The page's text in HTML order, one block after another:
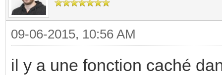
09-06-2015, 10:56 AM
il y a une fonction caché